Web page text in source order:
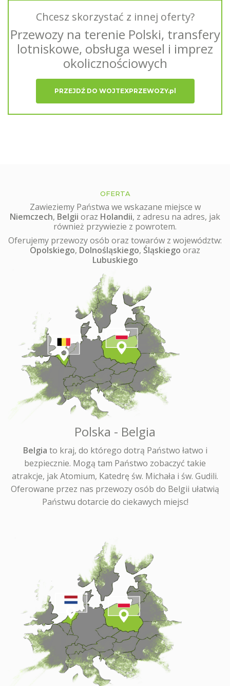
Chcesz skorzystać z innej oferty?
Przewozy na terenie Polski, transfery
lotniskowe, obsługa wesel i imprez
okolicznościowych
PRZEJDŹ DO WOJTEXPRZEWOZY.pl
OFERTA
Zawieziemy Państwa we wskazane miejsce w
Niemczech, Belgii oraz Holandii, z adresu na adres, jak
również przywiezie z powrotem.
Oferujemy przewozy osób oraz towarów z województw:
Opolskiego, Dolnośląskiego, Śląskiego oraz
Lubuskiego
Polska - Belgia
Belgia to kraj, do którego dotrą Państwo łatwo i
bezpiecznie. Mogą tam Państwo zobaczyć takie
atrakcje, jak Atomium, Katedrę św. Michała i św. Gudili.
Oferowane przez nas przewozy osób do Belgii ułatwią
Państwu dotarcie do ciekawych miejsc!